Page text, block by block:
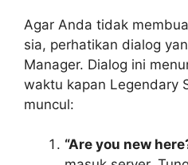
Agar Anda tidak
sia, perhatikan dialog
Manager. Dialog ini
waktu kapan Legendary
muncul:
“Are you new